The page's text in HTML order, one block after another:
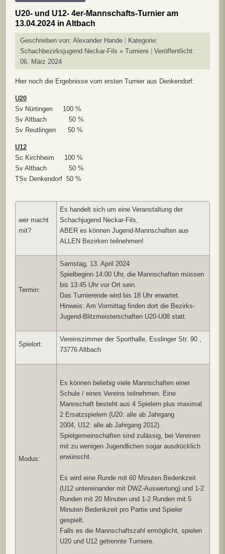
U20- und U12- 4er-Mannschafts-Turnier am
13.04.2024 in Altbach
Geschrieben von: Alexander Hande
Kategorie:
Schachbezirksjugend Neckar-Fils » Turniere
Veröffentlicht:
06. März 2024
Hier noch die Ergebnisse vom ersten Turnier aus Denkendorf:
U20
Sv Nürtingen 100 %
Sv Altbach 50 %
Sv Reutlingen 50 %
U12
Sc Kirchheim 100 %
Sv Altbach 50 %
TSv Denkendorf 50 %
wer macht
mit?
Es handelt sich um eine Veranstaltung der
Schachjugend Neckar-Fils,
ABER es können Jugend-Mannschaften aus
ALLEN Bezirken teilnehmen!
Termin:
Samstag, 13. April 2024
Spielbeginn 14:00 Uhr, die Mannschaften müssen
bis 13:45 Uhr vor Ort sein.
Das Turnierende wird bis 18 Uhr erwartet.
Hinweis: Am Vormittag finden dort die Bezirks-
Jugend-Blitzmeisterschaften U20-U08 statt.
Spielort:
Vereinszimmer der Sporthalle, Esslinger Str. 90 ,
73776 Altbach
Modus:
Es können beliebig viele Mannschaften einer
Schule / eines Vereins teilnehmen. Eine
Mannschaft besteht aus 4 Spielern plus maximal
2 Ersatzspielern (U20: alle ab Jahrgang
2004, U12: alle ab Jahrgang 2012).
Spielgemeinschaften sind zulässig, bei Vereinen
mit zu wenigen Jugendlichen sogar ausdrücklich
erwünscht.
Es wird eine Runde mit 60 Minuten Bedenkzeit
(U12 untereinander mit DWZ-Auswertung) und 1-2
Runden mit 20 Minuten und 1-2 Runden mit 5
Minuten Bedenkzeit pro Partie und Spieler
gespielt.
Falls es die Mannschaftszahl ermöglicht, spielen
U20 und U12 getrennte Turniere.